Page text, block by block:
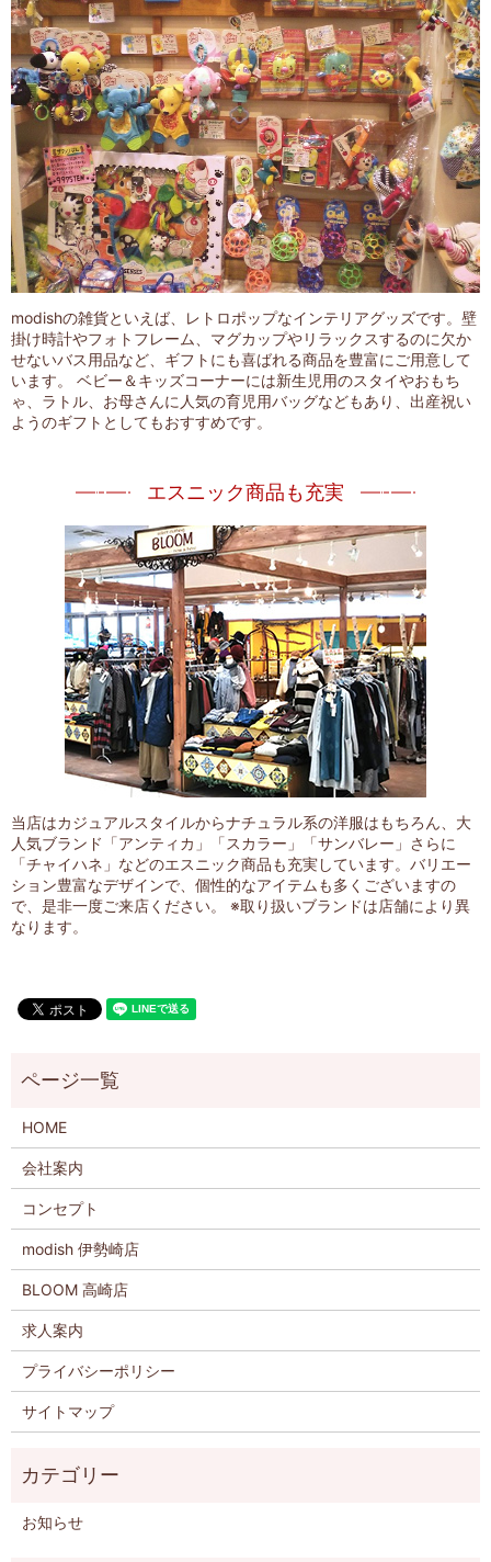
modishの雑貨といえば、レトロポップなインテリアグッズです。壁
掛け時計やフォトフレーム、マグカップやリラックスするのに欠か
せないバス用品など、ギフトにも喜ばれる商品を豊富にご用意して
います。 ベビー＆キッズコーナーには新生児用のスタイやおもち
ゃ、ラトル、お母さんに人気の育児用バッグなどもあり、出産祝い
ようのギフトとしてもおすすめです。
エスニック商品も充実
当店はカジュアルスタイルからナチュラル系の洋服はもちろん、大
人気ブランド「アンティカ」「スカラー」「サンバレー」さらに
「チャイハネ」などのエスニック商品も充実しています。バリエー
ション豊富なデザインで、個性的なアイテムも多くございますの
で、是非一度ご来店ください。 ※取り扱いブランドは店舗により異
なります。
HOME
会社案内
コンセプト
modish 伊勢崎店
BLOOM 高崎店
求人案内
プライバシーポリシー
サイトマップ
お知らせ